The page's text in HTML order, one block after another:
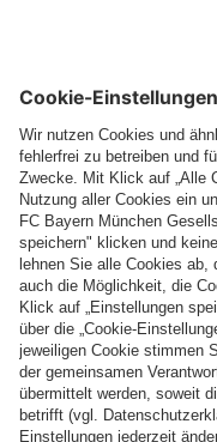
Folge uns
Zahlung & Lieferung
FC Bayern Store App